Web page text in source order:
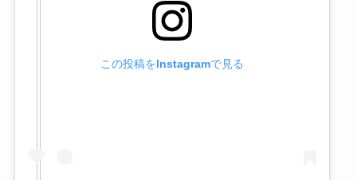
この投稿をInstagramで見る